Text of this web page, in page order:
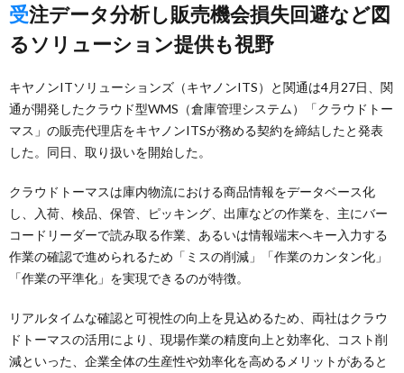
受注データ分析し販売機会損失回避など図
るソリューション提供も視野
キヤノンITソリューションズ（キヤノンITS）と関通は4月27日、関
通が開発したクラウド型WMS（倉庫管理システム）「クラウドトー
マス」の販売代理店をキヤノンITSが務める契約を締結したと発表
した。同日、取り扱いを開始した。
クラウドトーマスは庫内物流における商品情報をデータベース化
し、入荷、検品、保管、ピッキング、出庫などの作業を、主にバー
コードリーダーで読み取る作業、あるいは情報端末へキー入力する
作業の確認で進められるため「ミスの削減」「作業のカンタン化」
「作業の平準化」を実現できるのが特徴。
リアルタイムな確認と可視性の向上を見込めるため、両社はクラウ
ドトーマスの活用により、現場作業の精度向上と効率化、コスト削
減といった、企業全体の生産性や効率化を高めるメリットがあると